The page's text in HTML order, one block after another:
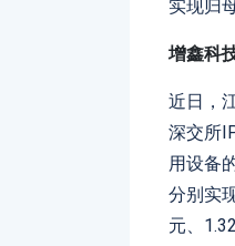
实现归
增鑫科
近日，
深交所
用设备
分别实
元、